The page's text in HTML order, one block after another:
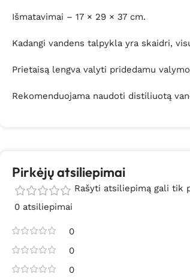
Išmatavimai – 17 × 29 × 37 cm.
Kadangi vandens talpykla yra skaidri,
Prietaisą lengva valyti pridedamu
Rekomenduojama naudoti distiliuotą
Pirkėjų atsiliepimai
0 atsiliepimai
0
0
0
Rašyti atsiliepimą gali tik